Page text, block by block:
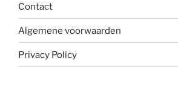
Contact
Algemene voorwaarden
Privacy Policy